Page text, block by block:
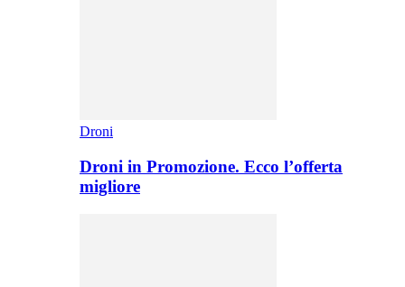
Droni
Droni in Promozione. Ecco l’offerta
migliore